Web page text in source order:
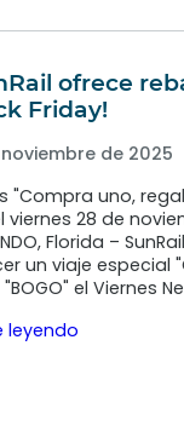
ofrece
Friday!
de 2025
"Compra uno,
viernes 28 de
Florida –
un viaje especial
el Viernes
leyendo